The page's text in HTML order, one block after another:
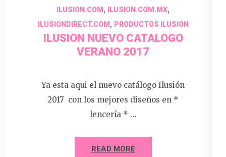
ILUSION.COM , ILUSION.COM.MX,
ILUSIONDIRECT.COM , PRODUCTOS ILUSION
ILUSION NUEVO CATALOGO
VERANO 2017
Ya esta aqui el nuevo catálogo Ilusión
2017 con los mejores diseños en *
lencería * …
READ MORE